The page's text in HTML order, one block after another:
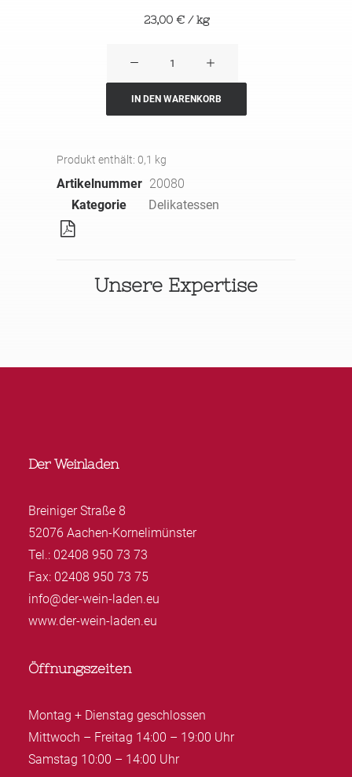
23,00 €/kg
Feigen
Menge
IN DEN WARENKORB
Produkt enthält: 0,1 kg
Artikelnummer 20080
Kategorie
Delikatessen
Unsere Expertise
Der Weinladen
Breiniger Straße 8
52076 Aachen-Kornelimünster
Tel.: 02408 950 73 73
Fax: 02408 950 73 75
info@der-wein-laden.eu
www.der-wein-laden.eu
Öffnungszeiten
Montag + Dienstag geschlossen
Mittwoch – Freitag 14:00 – 19:00 Uhr
Samstag 10:00 – 14:00 Uhr